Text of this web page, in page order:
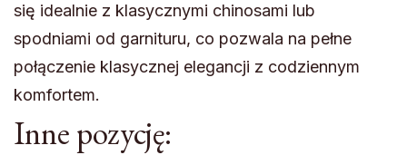
się idealnie z klasycznymi chinosami lub
spodniami od garnituru, co pozwala na pełne
połączenie klasycznej elegancji z codziennym
komfortem.
Inne pozycję: